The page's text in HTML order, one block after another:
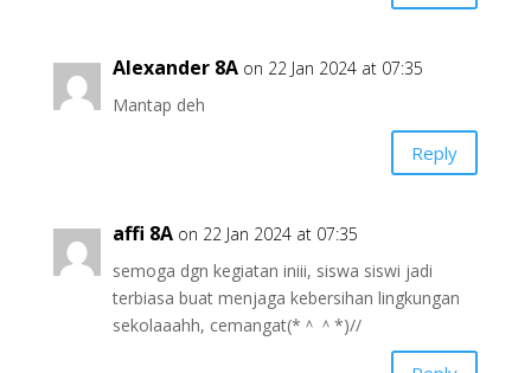
Alexander 8A on 22 Jan 2024 at 07:35
Mantap deh
Reply
affi 8A on 22 Jan 2024 at 07:35
semoga dgn kegiatan iniii, siswa siswi jadi
terbiasa buat menjaga kebersihan lingkungan
sekolaaahh, cemangat(*＾＾*)//